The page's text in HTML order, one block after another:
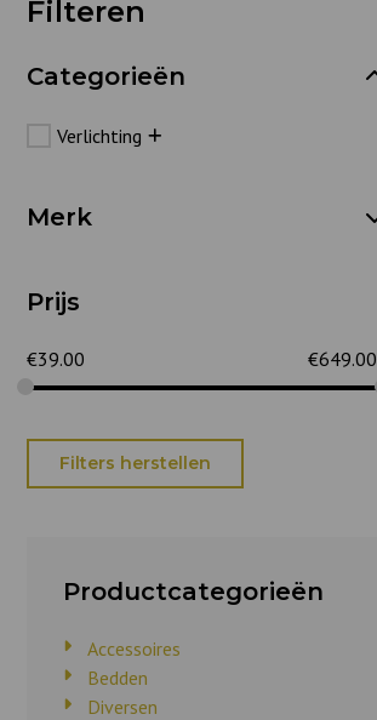
Filteren
Categorieën
Verlichting
Merk
Prijs
€39.00 €649.00
Filters herstellen
Productcategorieën
Accessoires
Bedden
Diversen